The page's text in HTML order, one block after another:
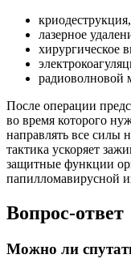
криодеструкция,
лазерное
хирургическое
радиоволновой
После операции
во время которого
направлять все силы
тактика ускоряет
защитные функции
папилломавирусной
Вопрос-ответ
Можно ли